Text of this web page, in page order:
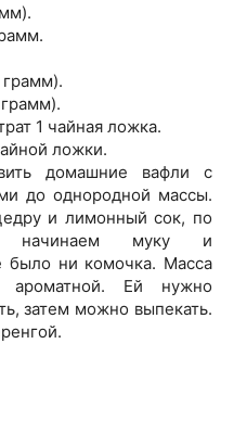
грамм).
1 чайная ложка.
ложки.
домашние вафли с
до однородной массы.
и лимонный сок, по
начинаем муку и
было ни комочка. Масса
ароматной. Ей нужно
затем можно выпекать.